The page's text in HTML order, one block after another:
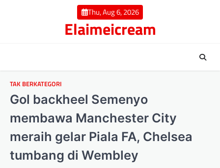
Thu, Aug 6, 2026
Elaimeicream
TAK BERKATEGORI
Gol backheel Semenyo
membawa Manchester City
meraih gelar Piala FA, Chelsea
tumbang di Wembley